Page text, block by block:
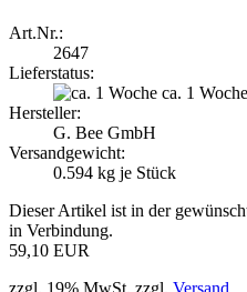
Art.Nr.:
2647
Lieferstatus:
ca. 1 Woche
Hersteller:
G. Bee GmbH
Versandgewicht:
0.594 kg je Stück
Dieser Artikel ist in der
in Verbindung.
59,10 EUR
zzgl. 19% MwSt. zzgl. Versand